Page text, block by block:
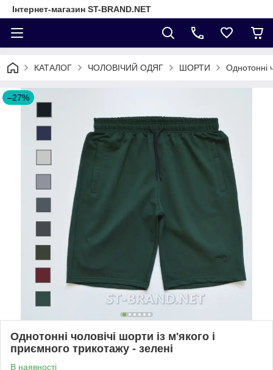
Інтернет-магазин ST-BRAND.NET
КАТАЛОГ ЧОЛОВІЧИЙ ОДЯГ ШОРТИ Однотонні
–27%
Однотонні чоловічі шорти із м'якого і
приємного трикотажу - зелені
В наявності